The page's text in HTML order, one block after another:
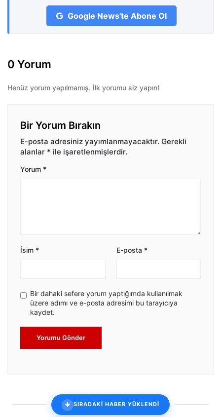
Google News'te Abone Ol
0 Yorum
Henüz yorum yapılmamış. İlk yorumu siz yapın!
Bir Yorum Bırakın
E-posta adresiniz yayımlanmayacaktır. Gerekli
alanlar * ile işaretlenmişlerdir.
Yorum *
İsim * E-posta *
Bir dahaki sefere yorum yaptığımda kullanılmak
üzere adımı ve e-posta adresimi bu tarayıcıya
kaydet.
Yorumu Gönder
SIRADAKİ HABER YÜKLENDİ